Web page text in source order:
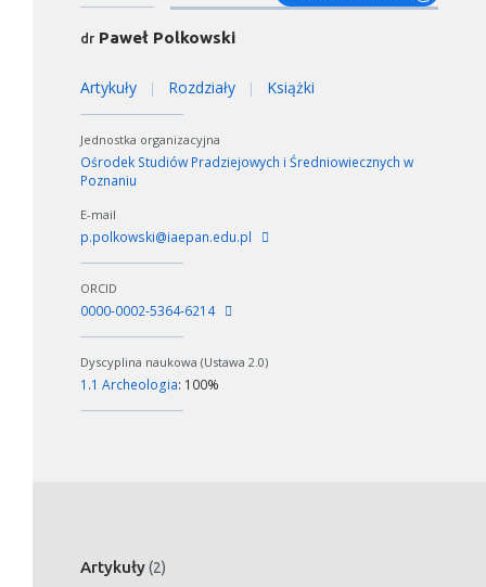
dr Paweł Polkowski
Artykuły | Rozdziały | Książki
Jednostka organizacyjna
Ośrodek Studiów Pradziejowych i Średniowiecznych w
Poznaniu
E-mail
p.polkowski@iaepan.edu.pl
ORCID
0000-0002-5364-6214
Dyscyplina naukowa (Ustawa 2.0)
1.1 Archeologia: 100%
Artykuły(2)